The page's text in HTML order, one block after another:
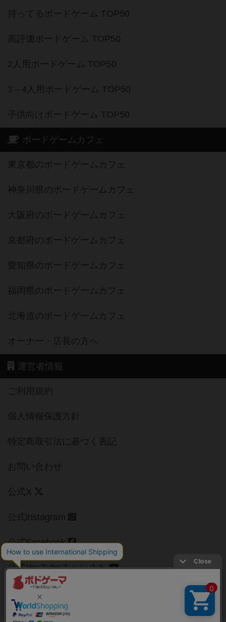
持ってるボードゲーム TOP50
高評価ボードゲーム TOP50
2人用ボードゲーム TOP50
3～4人用ボードゲーム TOP50
子供向けボードゲーム TOP50
ボードゲームカフェ
東京都のボードゲームカフェ
神奈川県のボードゲームカフェ
大阪府のボードゲームカフェ
京都府のボードゲームカフェ
愛知県のボードゲームカフェ
福岡県のボードゲームカフェ
北海道のボードゲームカフェ
オーナー・店長の方へ
運営者情報
ご利用規約
個人情報保護方針
特定商取引法に基づく表記
お問い合わせ
公式X
公式instagram
公式Facebook
公式YouTubeチャンネル